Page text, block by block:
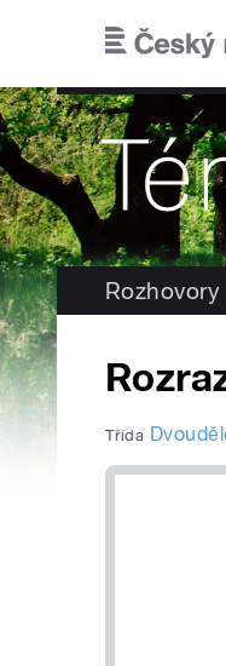
Rozhovory
Třída